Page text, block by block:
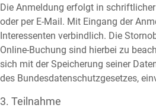
Die Anmeldung erfolgt in
oder per E-Mail. Mit Eingang der
Interessenten verbindlich. Die
Online-Buchung sind hierbei zu
sich mit der Speicherung seiner
des Bundesdatenschutzgesetzes,
3. Teilnahme